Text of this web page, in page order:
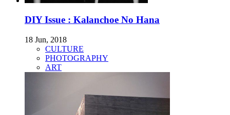
DIY Issue : Kalanchoe No Hana
18 Jun, 2018
CULTURE
PHOTOGRAPHY
ART